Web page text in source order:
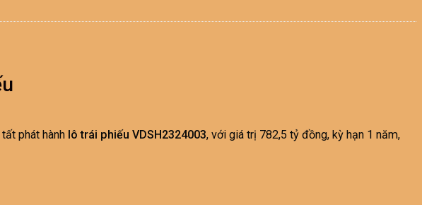
phát hành lô trái phiếu VDSH2324003, với giá trị 782,5 tỷ đồng, kỳ hạn 1 năm,